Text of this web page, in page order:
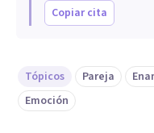
Copiar cita
Tópicos Pareja
Emoción